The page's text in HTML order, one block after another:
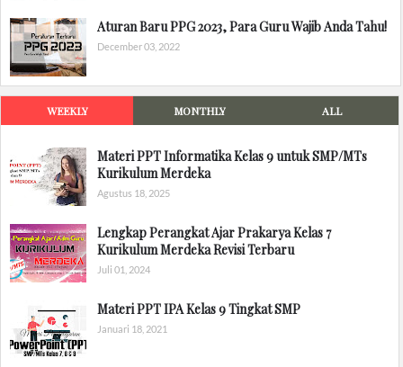
Aturan Baru PPG 2023, Para Guru Wajib Anda Tahu!
December 03, 2022
WEEKLY MONTHLY ALL
Materi PPT Informatika Kelas 9 untuk SMP/MTs
Kurikulum Merdeka
Agustus 18, 2025
Lengkap Perangkat Ajar Prakarya Kelas 7
Kurikulum Merdeka Revisi Terbaru
Juli 01, 2024
Materi PPT IPA Kelas 9 Tingkat SMP
Januari 18, 2021